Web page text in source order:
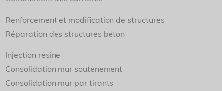
Renforcement et modification de structures
Réparation des structures béton
Injection résine
Consolidation mur soutènement
Consolidation mur par tirants